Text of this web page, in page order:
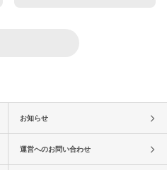
お知らせ
運営へのお問い合わせ